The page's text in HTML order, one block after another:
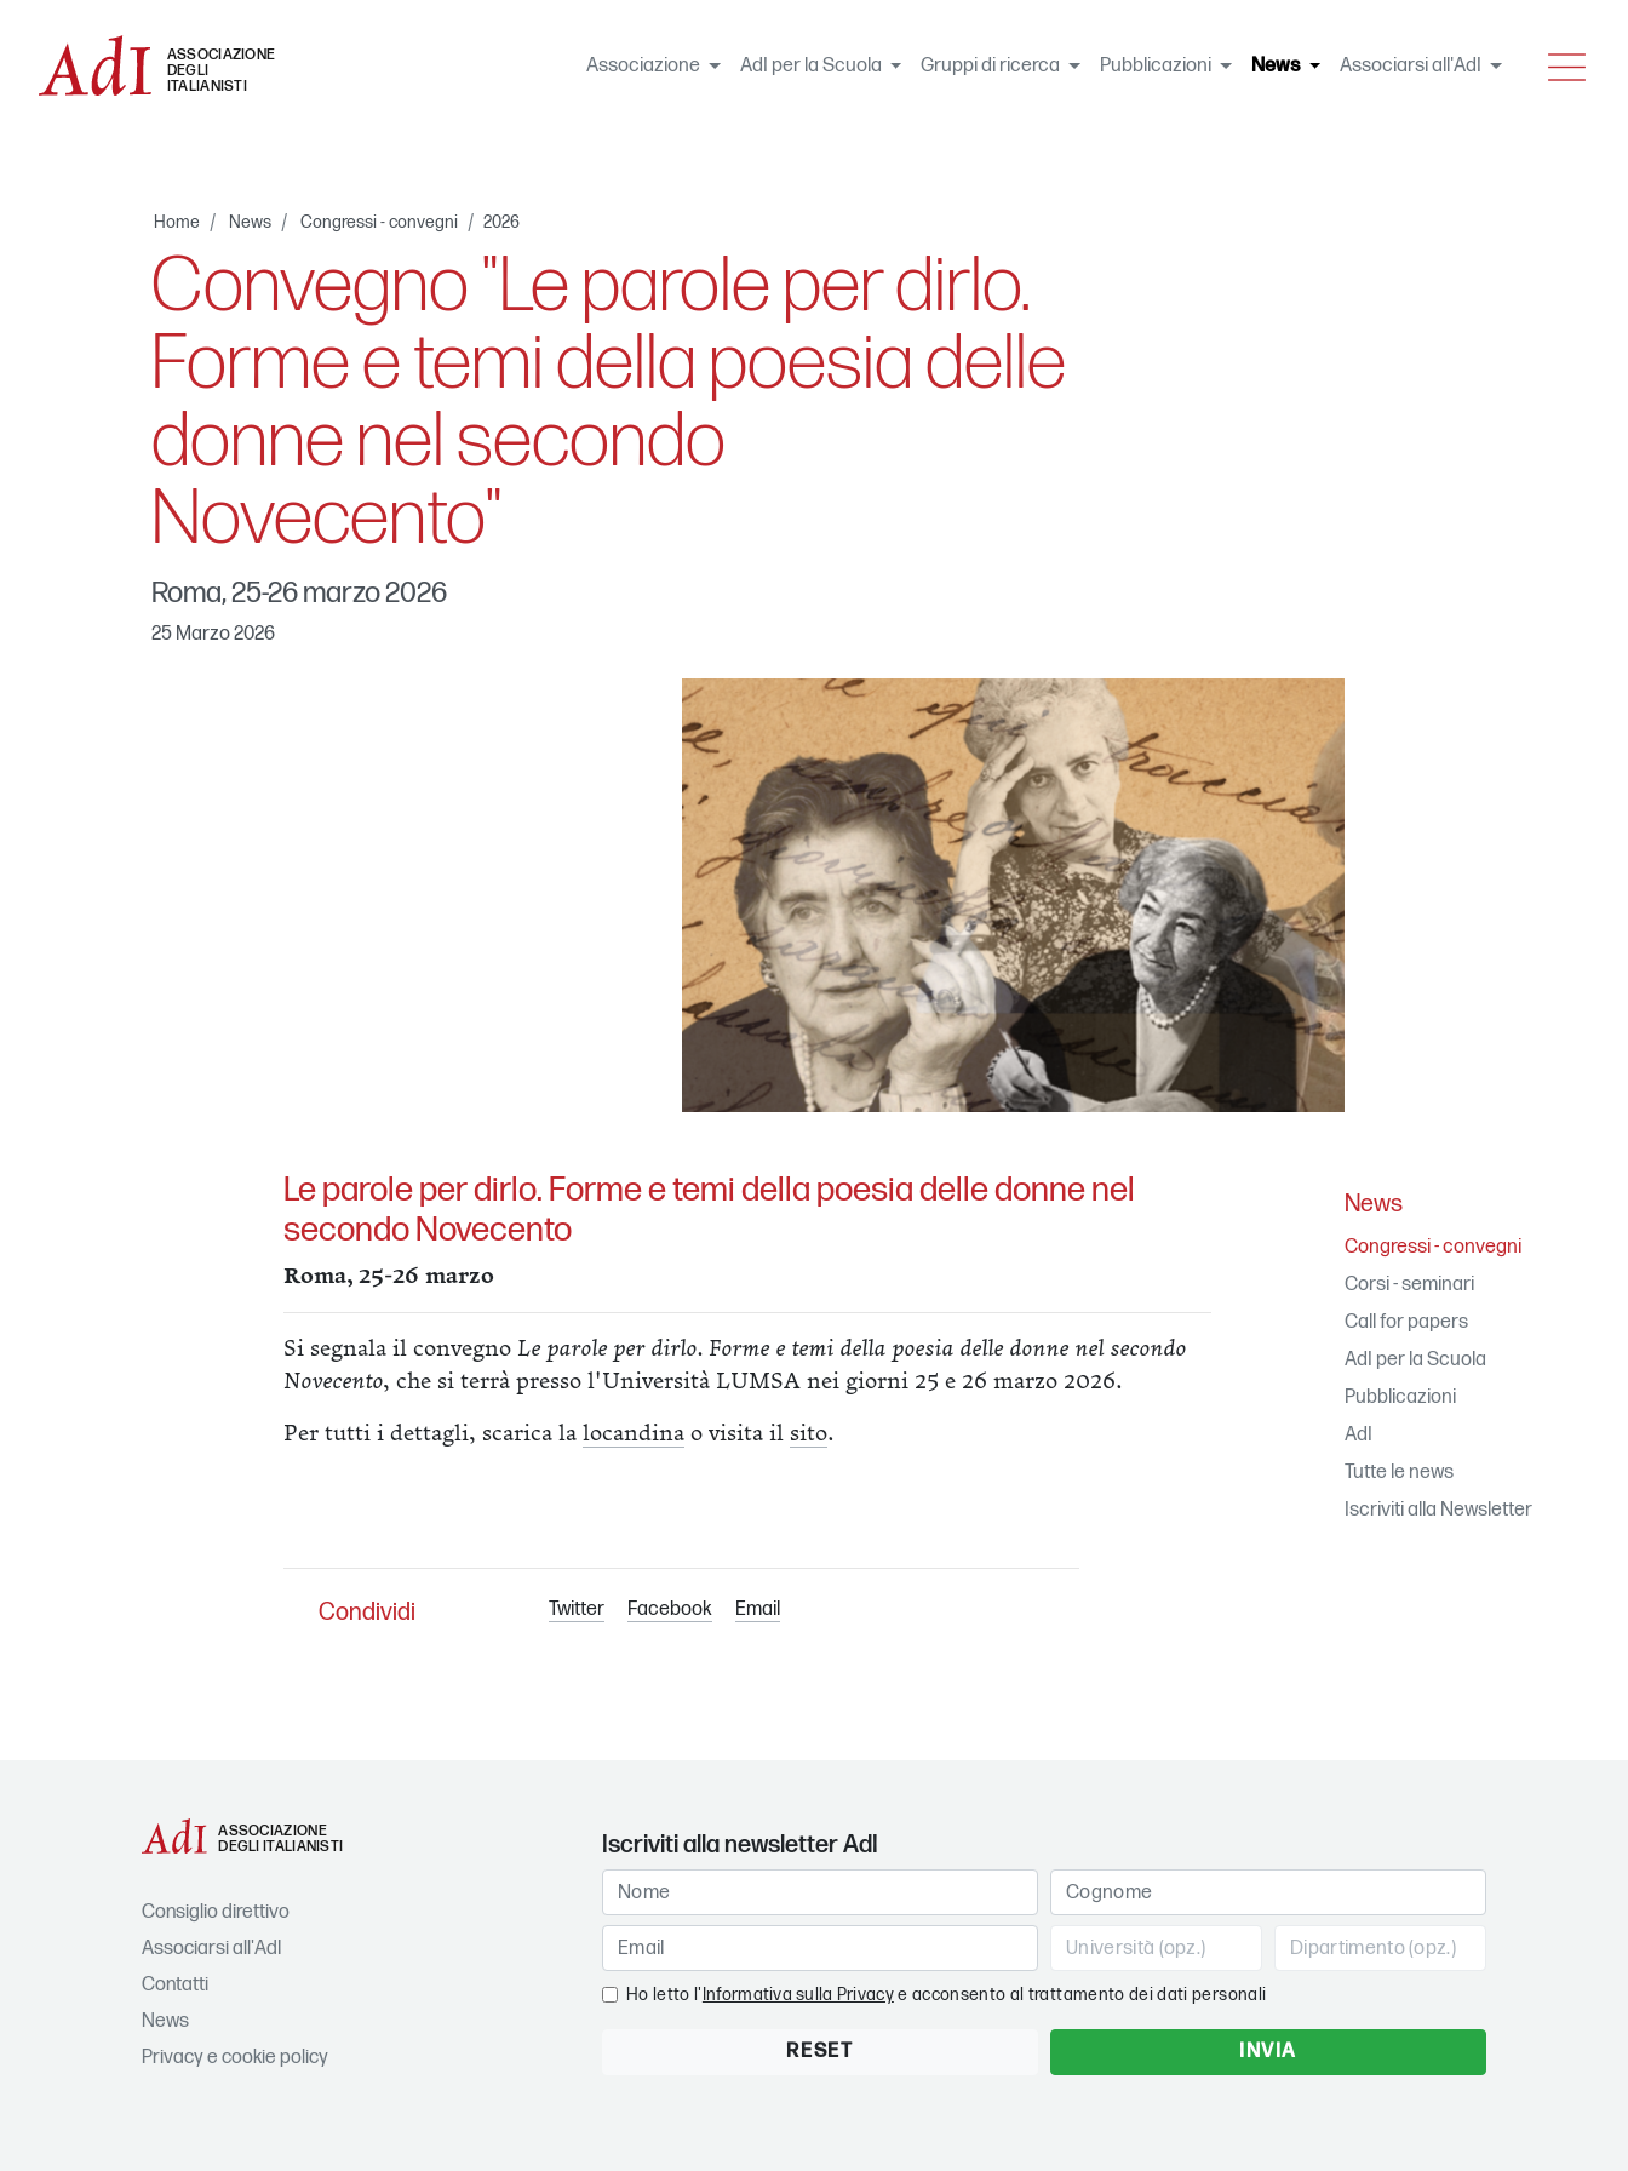
ASSOCIAZIONE
DEGLI
ITALIANISTI
Associazione AdI per la Scuola Gruppi di ricerca Pubblicazioni News (current)
Associarsi all'AdI MENU
Home News Congressi - convegni 2026
Convegno "Le parole per dirlo.
Forme e temi della poesia delle
donne nel secondo
Novecento"
Roma, 25-26 marzo 2026
25 Marzo 2026
Le parole per dirlo. Forme e temi della poesia delle donne nel
secondo Novecento
Roma, 25-26 marzo
Si segnala il convegno Le parole per dirlo. Forme e temi della poesia delle donne nel secondo
Novecento, che si terrà presso l'Università LUMSA nei giorni 25 e 26 marzo 2026.
Per tutti i dettagli, scarica la locandinao visita il sito.
Condividi Twitter Facebook Email
News
Congressi - convegni
Corsi - seminari
Call for papers
AdI per la Scuola
Pubblicazioni
AdI
Tutte le news
Iscriviti alla Newsletter
ASSOCIAZIONE
DEGLI ITALIANISTI
Consiglio direttivo
Associarsi all'AdI
Contatti
News
Privacy e cookie policy
Iscriviti alla newsletter AdI
Ho letto l' Informativa sulla Privacye acconsento al trattamento dei dati personali
RESET INVIA